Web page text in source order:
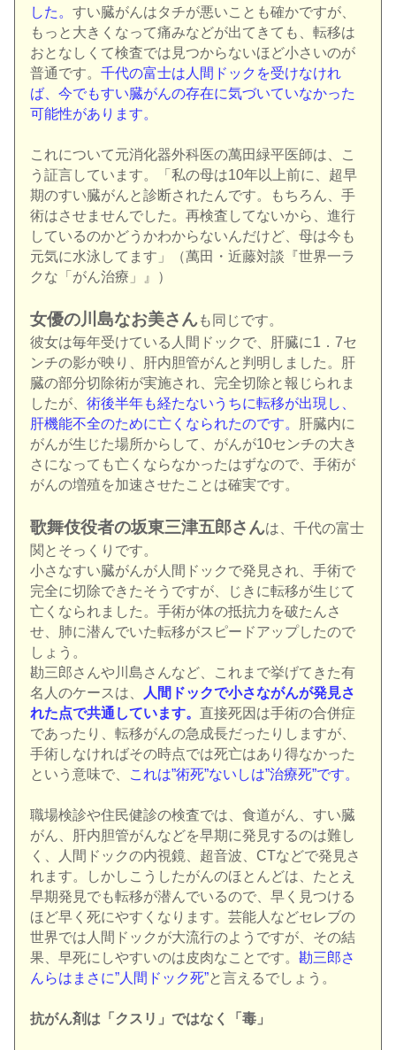
した。すい臓がんはタチが悪いことも確かですが、
もっと大きくなって痛みなどが出てきても、転移は
おとなしくて検査では見つからないほど小さいのが
普通です。千代の富士は人間ドックを受けなけれ
ば、今でもすい臓がんの存在に気づいていなかった
可能性があります。
これについて元消化器外科医の萬田緑平医師は、こ
う証言しています。「私の母は10年以上前に、超早
期のすい臓がんと診断されたんです。もちろん、手
術はさせませんでした。再検査してないから、進行
しているのかどうかわからないんだけど、母は今も
元気に水泳してます」（萬田・近藤対談『世界一ラ
クな「がん治療」』）
女優の川島なお美さんも同じです。
彼女は毎年受けている人間ドックで、肝臓に1．7セ
ンチの影が映り、肝内胆管がんと判明しました。肝
臓の部分切除術が実施され、完全切除と報じられま
したが、術後半年も経たないうちに転移が出現し、
肝機能不全のために亡くなられたのです。
肝臓内に
がんが生じた場所からして、がんが10センチの大き
さになっても亡くならなかったはずなので、手術が
がんの増殖を加速させたことは確実です。
歌舞伎役者の坂東三津五郎さんは、千代の富士
関とそっくりです。
小さなすい臓がんが人間ドックで発見され、手術で
完全に切除できたそうですが、じきに転移が生じて
亡くなられました。手術が体の抵抗力を破たんさ
せ、肺に潜んでいた転移がスピードアップしたので
しょう。
勘三郎さんや川島さんなど、これまで挙げてきた有
名人のケースは、
人間ドックで小さながんが発見さ
れた点で共通しています。 直接死因は手術の合併症
であったり、転移がんの急成長だったりしますが、
手術しなければその時点では死亡はあり得なかった
という意味で、
これは”術死”ないしは”治療死”です。
職場検診や住民健診の検査では、食道がん、すい臓
がん、肝内胆管がんなどを早期に発見するのは難し
く、人間ドックの内視鏡、超音波、CTなどで発見さ
れます。しかしこうしたがんのほとんどは、たとえ
早期発見でも転移が潜んでいるので、早く見つける
ほど早く死にやすくなります。芸能人などセレブの
世界では人間ドックが大流行のようですが、その結
果、早死にしやすいのは皮肉なことです。勘三郎さ
んらはまさに”人間ドック死”と言えるでしょう。
抗がん剤は「クスリ」ではなく「毒」